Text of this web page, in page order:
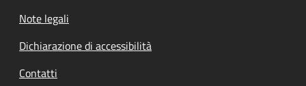
Note legali
Dichiarazione di accessibilità
Contatti